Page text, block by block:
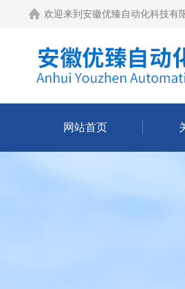
欢迎来到 安徽优臻自动化科技有
网站首页